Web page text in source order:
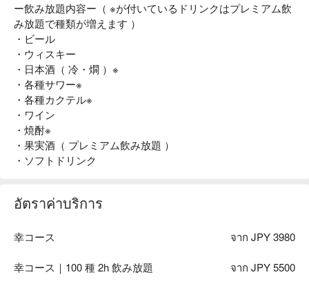
ー飲み放題内容ー（ ※が付いているドリンクはプレミアム飲
み放題で種類が増えます ）
・ビール
・ウィスキー
・日本酒（ 冷・燗 ）※
・各種サワー※
・各種カクテル※
・ワイン
・焼酎※
・果実酒（ プレミアム飲み放題 ）
・ソフトドリンク
อัตราค่าบริการ
幸コース จาก JPY 3980
幸コース｜100 種 2h 飲み放題 จาก JPY 5500